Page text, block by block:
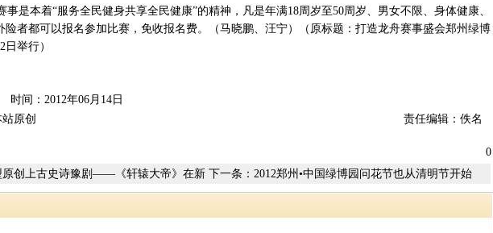
是本着“服务全民健身共享全民健康”的精神，凡是年满18周岁至50周岁、男女不限、身体健康、
险者都可以报名参加比赛，免收报名费。（马晓鹏、汪宁）（原标题：打造龙舟赛事盛会郑州绿博
日举行）
间：2012年06月14日
责任编辑：佚名
原创
0
下一条： 2012郑州•中国绿博园问花节也从清明节开始
原创上古史诗豫剧——《轩辕大帝》在新
文化艺术中心成功上演